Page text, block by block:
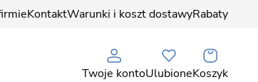
KontaktWarunki i koszt dostawyRabaty
Twoje kontoUlubioneKoszyk